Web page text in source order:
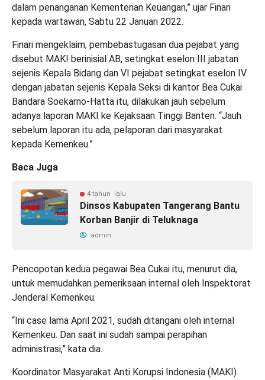
dalam penanganan Kementerian Keuangan,” ujar Finari
kepada wartawan, Sabtu 22 Januari 2022.
Finari mengeklaim, pembebastugasan dua pejabat yang
disebut MAKI berinisial AB, setingkat eselon III jabatan
sejenis Kepala Bidang dan VI pejabat setingkat eselon IV
dengan jabatan sejenis Kepala Seksi di kantor Bea Cukai
Bandara Soekarno-Hatta itu, dilakukan jauh sebelum
adanya laporan MAKI ke Kejaksaan Tinggi Banten. “Jauh
sebelum laporan itu ada, pelaporan dari masyarakat
kepada Kemenkeu.”
Baca Juga
4 tahun lalu
Dinsos Kabupaten Tangerang Bantu
Korban Banjir di Teluknaga
admin
Pencopotan kedua pegawai Bea Cukai itu, menurut dia,
untuk memudahkan pemeriksaan internal oleh Inspektorat
Jenderal Kemenkeu.
“Ini case lama April 2021, sudah ditangani oleh internal
Kemenkeu. Dan saat ini sudah sampai perapihan
administrasi,” kata dia.
Koordinator Masyarakat Anti Korupsi Indonesia (MAKI)